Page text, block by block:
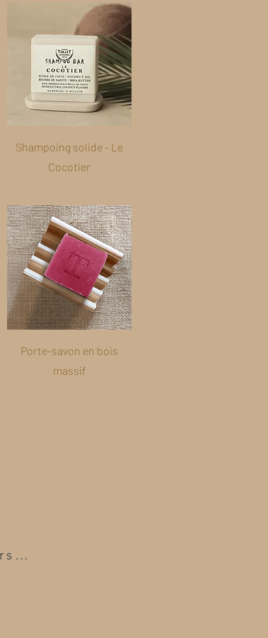
Shampoing solide - Le
Cocotier
Porte-savon en bois
massif